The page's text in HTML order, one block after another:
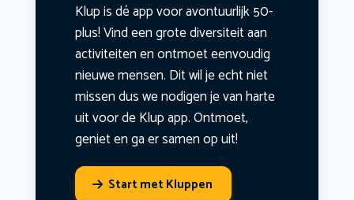
Klup is dé app voor avontuurlijk 50-
plus! Vind een grote diversiteit aan
activiteiten en ontmoet eenvoudig
nieuwe mensen. Dit wil je echt niet
missen dus we nodigen je van harte
uit voor de Klup app. Ontmoet,
geniet en ga er samen op uit!
Start met Kluppen